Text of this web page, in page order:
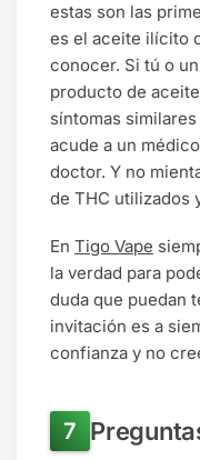
estas son las
es el aceite ilícito
conocer. Si tú o
producto de
síntomas
acude a un
doctor. Y no
de THC utilizados
En Tigo Vape
la verdad para
duda que puedan
invitación es a
confianza y no